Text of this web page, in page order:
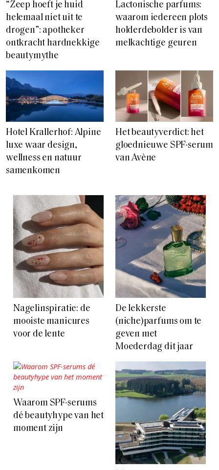
“Zeep hoeft je huid
helemaal niet uit te
drogen”: apotheker
ontkracht hardnekkige
beautymythe
Lactonische parfums:
waarom iedereen plots
holderdebolder is van
melkachtige geuren
Hotel Krallerhof: Alpine
luxe waar design,
wellness en natuur
samenkomen
Het beautyverdict: het
gloednieuwe SPF-serum
van Avène
Nagelinspiratie: de
mooiste manicures
voor de lente
De lekkerste
(niche)parfums om te
geven met
Moederdag dit jaar
Waarom SPF-serums
dé beautyhype van het
moment zijn